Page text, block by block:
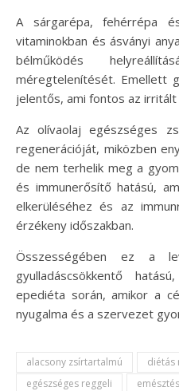
A sárgarépa, fehérrépa
vitaminokban és ásványi
bélműködés
méregtelenítését. Emellett
jelentős, ami fontos az
Az olívaolaj egészséges
regenerációját, miközben
de nem terhelik meg a
és immunerősítő hatású,
elkerüléséhez és az
érzékeny időszakban.
Összességében ez a
gyulladáscsökkentő
epediéta során, amikor a
nyugalma és a szervezet
alacsony zsírtartalmú
diétás
egészséges reggeli